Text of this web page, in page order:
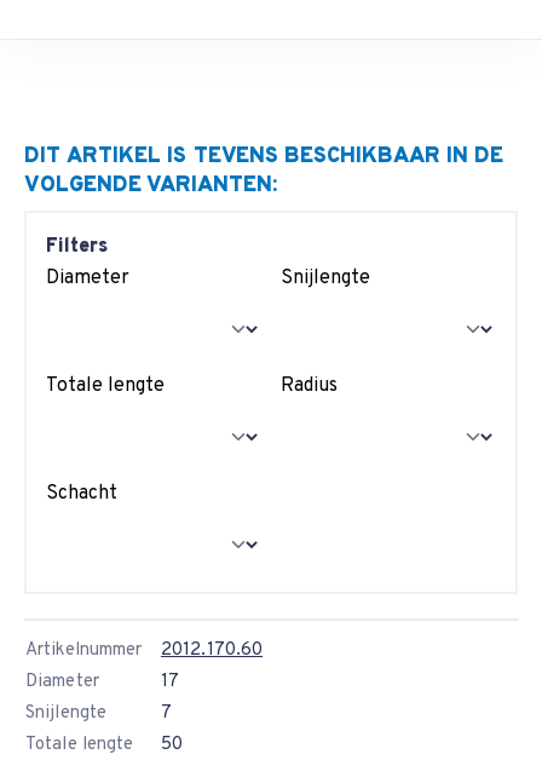
DIT ARTIKEL IS TEVENS BESCHIKBAAR IN DE
VOLGENDE VARIANTEN:
Filters
Diameter
Snijlengte
Totale lengte Radius
Schacht
Artikelnummer
2012.170.60
Diameter
17
Snijlengte
7
Totale lengte
50